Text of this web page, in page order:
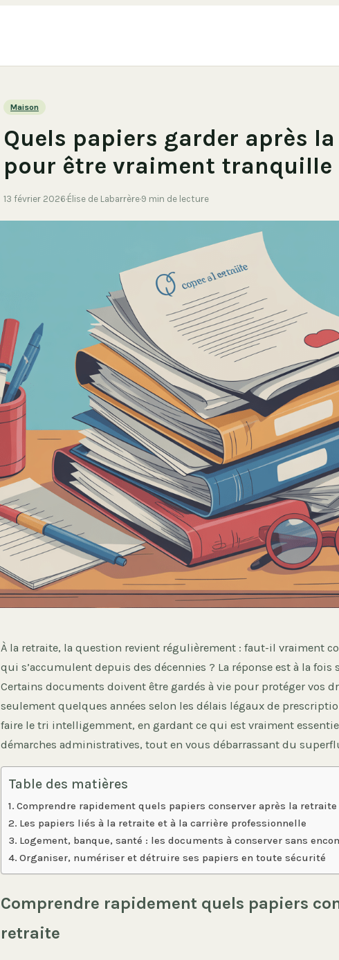
Maison
Quels papiers garder après
pour être vraiment tranquille
13 février 2026·Élise de Labarrère·9 min de lecture
À la retraite, la question revient régulièrement : faut-il vraiment
qui s’accumulent depuis des décennies ? La réponse est à la fois
Certains documents doivent être gardés à vie pour protéger vos
seulement quelques années selon les délais légaux de
faire le tri intelligemment, en gardant ce qui est vraiment
démarches administratives, tout en vous débarrassant du
Table des matières
Comprendre rapidement quels papiers conserver après la retraite
Les papiers liés à la retraite et à la carrière professionnelle
Logement, banque, santé : les documents à conserver sans
Organiser, numériser et détruire ses papiers en toute sécurité
Comprendre rapidement quels papiers
retraite